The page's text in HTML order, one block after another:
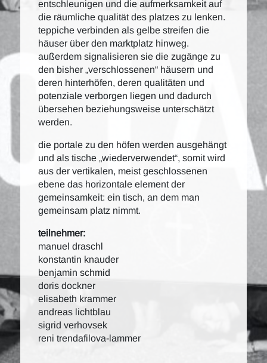
entschleunigen und die aufmerksamkeit auf
die räumliche qualität des platzes zu lenken.
teppiche verbinden als gelbe streifen die
häuser über den marktplatz hinweg.
außerdem signalisieren sie die zugänge zu
den bisher „verschlossenen“ häusern und
deren hinterhöfen, deren qualitäten und
potenziale verborgen liegen und dadurch
übersehen beziehungsweise unterschätzt
werden.
die portale zu den höfen werden ausgehängt
und als tische „wiederverwendet“, somit wird
aus der vertikalen, meist geschlossenen
ebene das horizontale element der
gemeinsamkeit: ein tisch, an dem man
gemeinsam platz nimmt.
teilnehmer:
manuel draschl
konstantin knauder
benjamin schmid
doris dockner
elisabeth krammer
andreas lichtblau
sigrid verhovsek
reni trendafilova-lammer